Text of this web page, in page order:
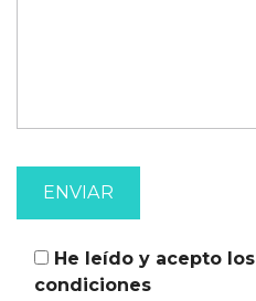
He leído y acepto los
condiciones